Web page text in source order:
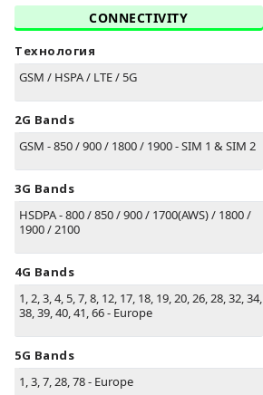
CONNECTIVITY
Технология
GSM / HSPA / LTE / 5G
2G Bands
GSM - 850 / 900 / 1800 / 1900 - SIM 1 & SIM 2
3G Bands
HSDPA - 800 / 850 / 900 / 1700(AWS) / 1800 /
1900 / 2100
4G Bands
1, 2, 3, 4, 5, 7, 8, 12, 17, 18, 19, 20, 26, 28, 32, 34,
38, 39, 40, 41, 66 - Europe
5G Bands
1, 3, 7, 28, 78 - Europe